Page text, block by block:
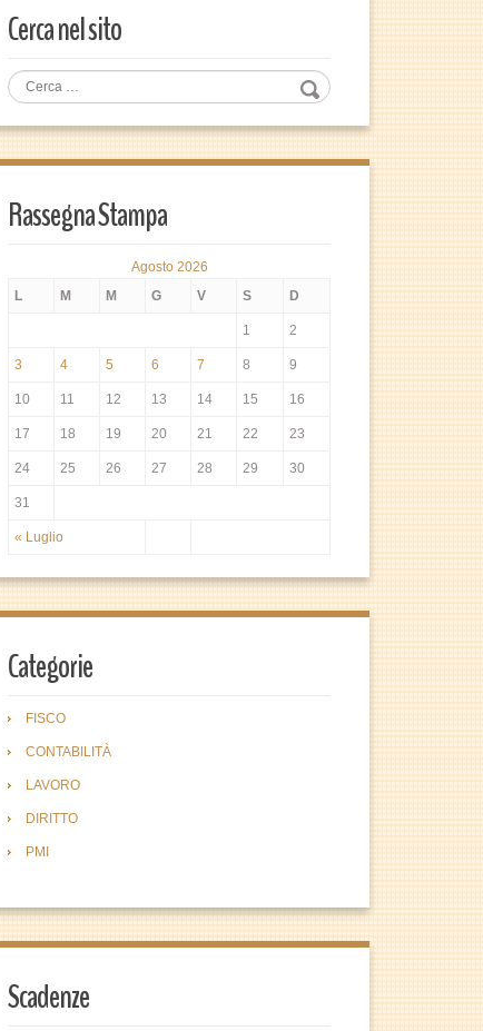
Cerca nel sito
Rassegna Stampa
Agosto 2026
L
M M G V S D
« Luglio
1 2
3 4 5 6 7 8 9
10 11 12 13 14 15 16
17 18 19 20 21 22 23
24 25 26 27 28 29 30
31
Categorie
FISCO
CONTABILITÀ
LAVORO
DIRITTO
PMI
Scadenze